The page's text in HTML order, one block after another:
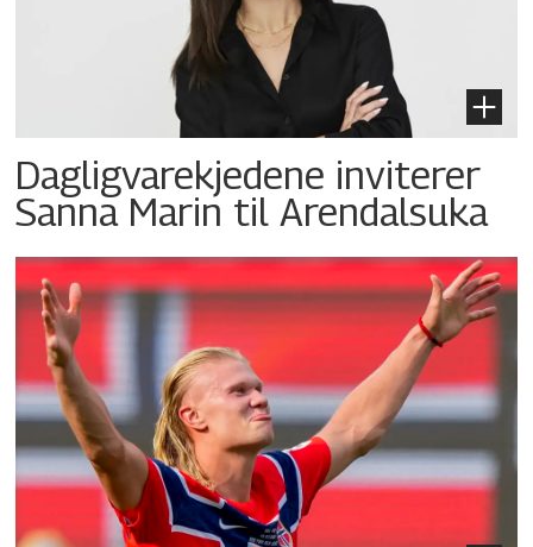
Dagligvarekjedene inviterer
Sanna Marin til Arendalsuka